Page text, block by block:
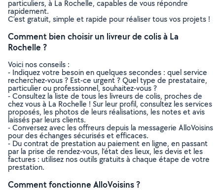
particuliers, à La Rochelle, capables de vous répondre
rapidement.
C’est gratuit, simple et rapide pour réaliser tous vos projets !
Comment bien choisir un livreur de colis à La
Rochelle ?
Voici nos conseils :
- Indiquez votre besoin en quelques secondes : quel service
recherchez-vous ? Est-ce urgent ? Quel type de prestataire,
particulier ou professionnel, souhaitez-vous ?
- Consultez la liste de tous les livreurs de colis, proches de
chez vous à La Rochelle ! Sur leur profil, consultez les services
proposés, les photos de leurs réalisations, les notes et avis
laissés par leurs clients.
- Conversez avec les offreurs depuis la messagerie AlloVoisins
pour des échanges sécurisés et efficaces.
- Du contrat de prestation au paiement en ligne, en passant
par la prise de rendez-vous, l’état des lieux, les devis et les
factures : utilisez nos outils gratuits à chaque étape de votre
prestation.
Comment fonctionne AlloVoisins ?